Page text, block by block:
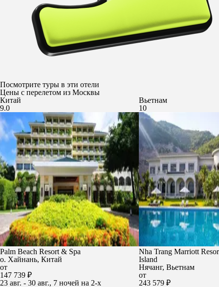
Посмотрите туры в эти отели
Цены с перелетом из Москвы
Китай
9.0
Palm Beach Resort & Spa
о. Хайнань, Китай
от
147 739 ₽
23 авг. - 30 авг., 7 ночей на 2-x
Вьетнам
10
Nha Trang Marriott
Island
Нячанг, Вьетнам
от
243 579 ₽